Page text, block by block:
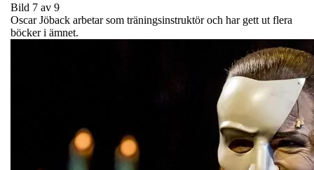
Bild 7 av 9
Oscar Jöback arbetar som träningsinstruktör och har gett ut flera
böcker i ämnet.